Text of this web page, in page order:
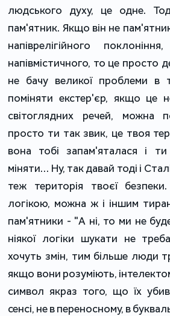
людського духу, це одне.
пам'ятник. Якщо він не
напіврелігійного
напівмістичного, то це просто
не бачу великої проблеми в
поміняти екстер'єр, якщо це
світоглядних речей, можна
просто ти так звик, це твоя
вона тобі запам'яталася і
міняти… Ну, так давай тоді і
теж територія твоєї
логікою, можна ж і іншим
пам'ятники - "А ні, то ми не
ніякої логіки шукати не
хочуть змін, тим більше люди
якщо вони розуміють,
символ якраз того, що їх
сенсі, не в переносному, в